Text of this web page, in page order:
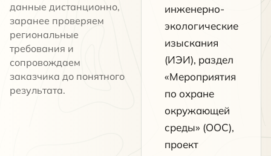
данные дистанционно,
заранее проверяем
региональные
требования и
сопровождаем
заказчика до понятного
результата.
инженерно-
экологические
изыскания
(ИЭИ), раздел
«Мероприятия
по охране
окружающей
среды» (ООС),
проект